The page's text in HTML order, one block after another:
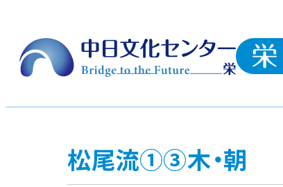
松尾流①③木・朝